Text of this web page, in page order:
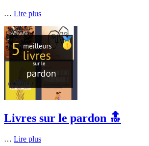
… Lire plus
Livres sur le pardon 🔝
… Lire plus